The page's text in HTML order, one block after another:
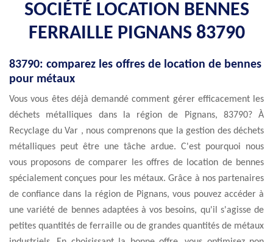
SOCIÉTÉ LOCATION BENNES
FERRAILLE PIGNANS 83790
83790: comparez les offres de location de bennes
pour métaux
Vous vous êtes déjà demandé comment gérer efficacement les
déchets métalliques dans la région de Pignans, 83790? À
Recyclage du Var , nous comprenons que la gestion des déchets
métalliques peut être une tâche ardue. C'est pourquoi nous
vous proposons de comparer les offres de location de bennes
spécialement conçues pour les métaux. Grâce à nos partenaires
de confiance dans la région de Pignans, vous pouvez accéder à
une variété de bennes adaptées à vos besoins, qu'il s'agisse de
petites quantités de ferraille ou de grandes quantités de métaux